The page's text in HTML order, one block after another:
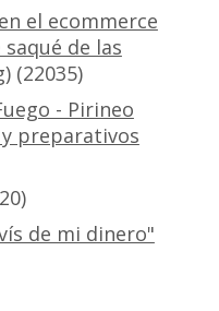
el ecommerce
de las
(22035)
- Pirineo
preparativos
de mi dinero"